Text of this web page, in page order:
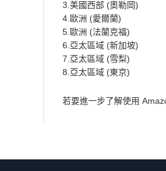
3.美國西部 (奧勒岡)
4.歐洲 (愛爾蘭)
5.歐洲 (法蘭克福)
6.亞太區域 (新加坡)
7.亞太區域 (雪梨)
8.亞太區域 (東京)
若要進一步了解使用